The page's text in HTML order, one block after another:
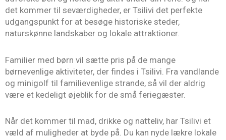
det kommer til seværdigheder, er Tsilivi det perfekte
udgangspunkt for at besøge historiske steder,
naturskønne landskaber og lokale attraktioner.
Familier med børn vil sætte pris på de mange
børnevenlige aktiviteter, der findes i Tsilivi. Fra vandlande
og minigolf til familievenlige strande, så vil der aldrig
være et kedeligt øjeblik for de små feriegæster.
Når det kommer til mad, drikke og natteliv, har Tsilivi et
væld af muligheder at byde på. Du kan nyde lækre lokale